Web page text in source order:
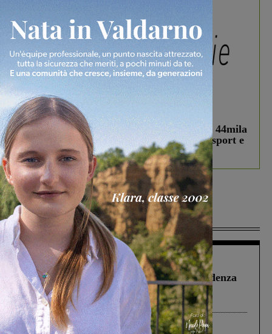
In vetrina 3 Agosto 2026
Estra Notizie agosto: Smart Cities, oltre 44mila
studenti coinvolti, torna il bando per lo sport e
debutta il podcast Estrair
Più lette
Figline Incisa Valdarno 1 Agosto 2026
Piscina di Figline finanziata oltre la scadenza
Pnrr, il gruppo di Fratelli d’Italia: “Un
ringraziamento al Governo”
Cronaca 3 Agosto 2026